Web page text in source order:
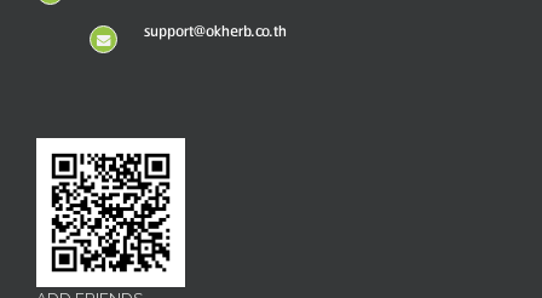
support@okherb.co.th